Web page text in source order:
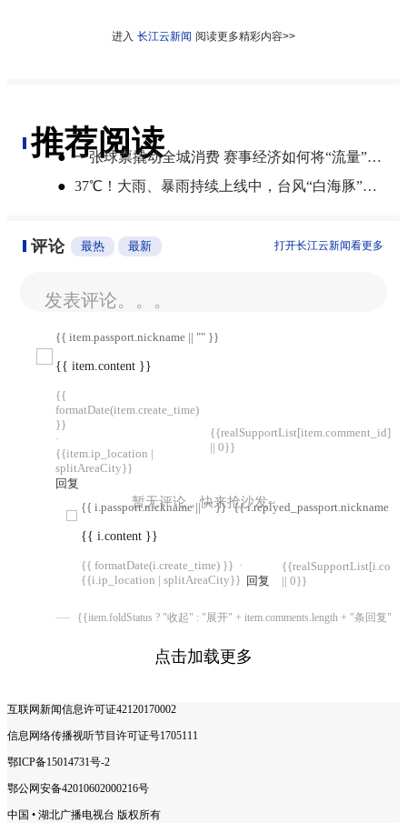
进入 长江云新闻 阅读更多精彩内容>>
推荐阅读
●
一张球票撬动全城消费 赛事经济如何将“流量”变“增量”
●
​37℃！大雨、暴雨持续上线中，台风“白海豚”将影响湖北
评论 最热 最新 打开长江云新闻看更多
发表评论。。。
{{ item.passport.nickname || "" }}
{{ item.content }}
{{
formatDate(item.create_time)
}}
·
{{item.ip_location |
splitAreaCity}}
回复
{{realSupportList[item.comment_id]
|| 0}}
{{ i.passport.nickname || "" }} {{ i.replyed_passport.nickname ||
{{ i.content }}
{{ formatDate(i.create_time) }} ·
{{i.ip_location | splitAreaCity}} 回复
|| 0}}
{{item.foldStatus ? "收起" : "展开" + item.comments.length + "条回复"}}
暂无评论，快来抢沙发~
点击加载更多
互联网新闻信息许可证42120170002
信息网络传播视听节目许可证号1705111
鄂ICP备15014731号-2
鄂公网安备42010602000216号
中国 • 湖北广播电视台 版权所有